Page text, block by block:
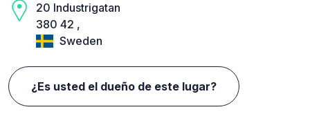
20 Industrigatan
380 42 ,
Sweden
¿Es usted el dueño de este lugar?